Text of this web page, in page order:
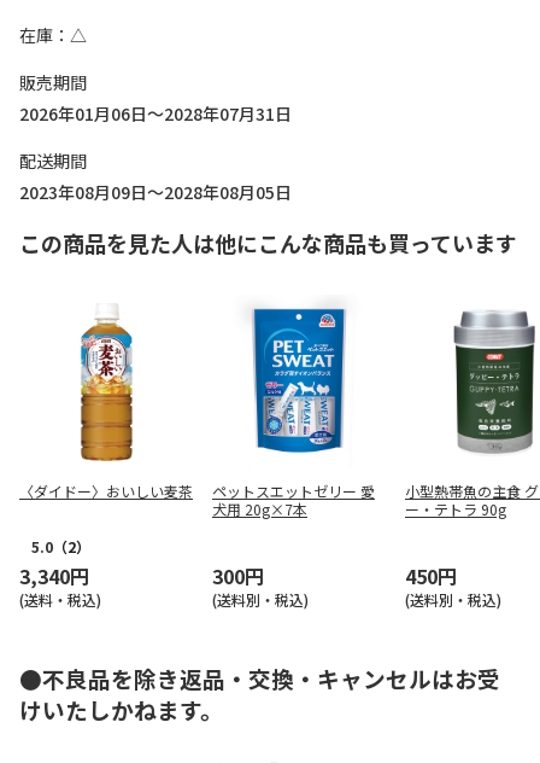
在庫
△
販売期間
2026年01月06日～2028年07月31日
配送期間
2023年08月09日～2028年08月05日
この商品を見た人は他にこんな商品も買っています
〈ダイドー〉おいしい麦茶
5.0 （2）
3,340円
(送料・税込)
ペットスエットゼリー 愛
犬用 20g×7本
300円
(送料別・税込)
小型熱帯魚の主食
ー・テトラ 90g
450円
(送料別・税込)
●不良品を除き返品・交換・キャンセルはお受
けいたしかねます。